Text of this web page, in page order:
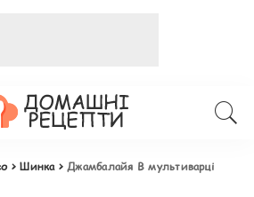
>Шинка> Джамбалайя В мультиварці